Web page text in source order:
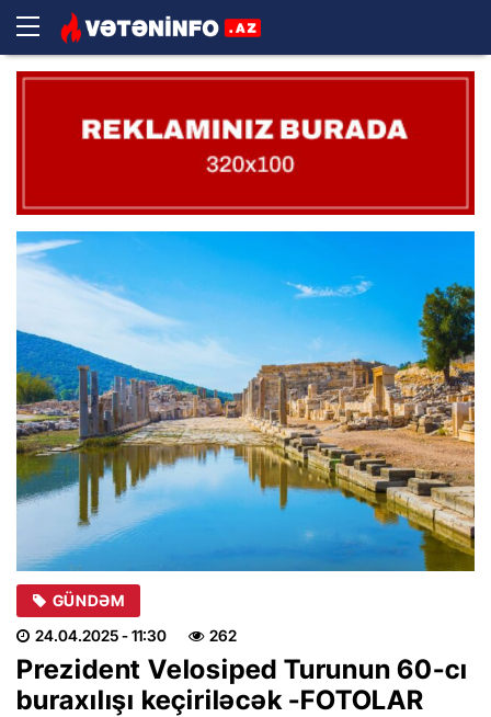
GÜNDƏM
24.04.2025- 11:30 262
Prezident Velosiped Turunun 60-cı
buraxılışı keçiriləcək -FOTOLAR